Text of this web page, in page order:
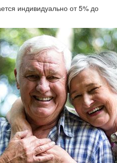
индивидуально от 5% до